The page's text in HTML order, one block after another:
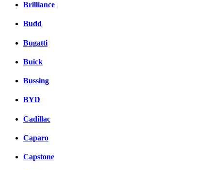
Brilliance
Budd
Bugatti
Buick
Bussing
BYD
Cadillac
Caparo
Capstone